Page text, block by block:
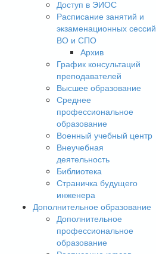
Доступ в ЭИОС
Расписание занятий и
экзаменационных сессий
ВО и СПО
Архив
График консультаций
преподавателей
Высшее образование
Среднее
профессиональное
образование
Военный учебный центр
Внеучебная
деятельность
Библиотека
Страничка будущего
инженера
Дополнительное образование
Дополнительное
профессиональное
образование